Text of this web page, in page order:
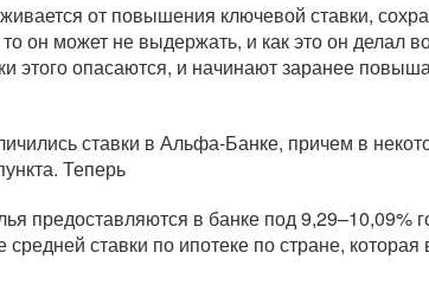
от повышения ключевой ставки,
он может не выдержать, и как это он делал
этого опасаются, и начинают заранее
ставки в Альфа-Банке, причем в
Теперь
предоставляются в банке под 9,29–10,09%
ставки по ипотеке по стране, которая